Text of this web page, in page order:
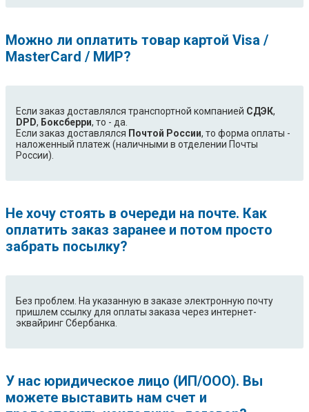
Можно ли оплатить товар картой Visa /
MasterCard / МИР?
Если заказ доставлялся транспортной компанией СДЭК,
DPD, Боксберри, то - да.
Если заказ доставлялся Почтой России, то форма оплаты -
наложенный платеж (наличными в отделении Почты
России).
Не хочу стоять в очереди на почте. Как
оплатить заказ заранее и потом просто
забрать посылку?
Без проблем. На указанную в заказе электронную почту
пришлем ссылку для оплаты заказа через интернет-
эквайринг Сбербанка.
У нас юридическое лицо (ИП/ООО). Вы
можете выставить нам счет и